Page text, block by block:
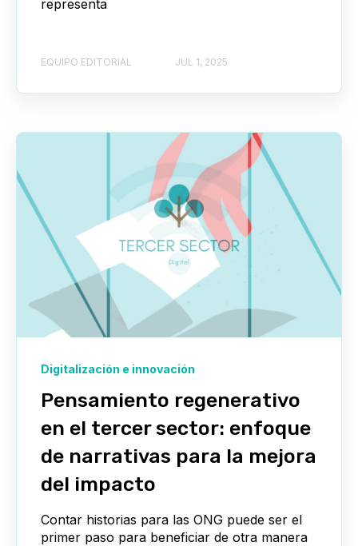
representa
EQUIPO EDITORIAL JUL 1, 2025
Digitalización e innovación
Pensamiento regenerativo
en el tercer sector: enfoque
de narrativas para la mejora
del impacto
Contar historias para las ONG puede ser el
primer paso para beneficiar de otra manera